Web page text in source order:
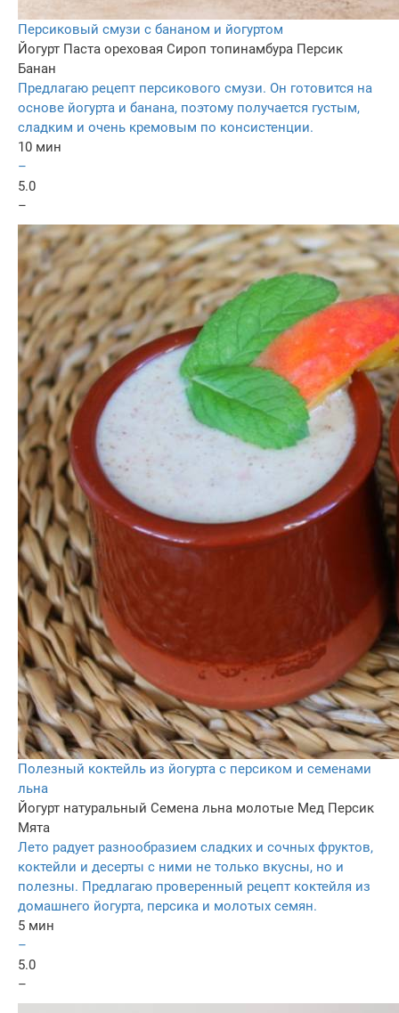
Персиковый смузи с бананом и йогуртом
Йогурт Паста ореховая Сироп топинамбура Персик
Банан
Предлагаю рецепт персикового смузи. Он готовится на
основе йогурта и банана, поэтому получается густым,
сладким и очень кремовым по консистенции.
10 мин
–
5.0
–
Полезный коктейль из йогурта с персиком и семенами
льна
Йогурт натуральный Семена льна молотые Мед Персик
Мята
Лето радует разнообразием сладких и сочных фруктов,
коктейли и десерты с ними не только вкусны, но и
полезны. Предлагаю проверенный рецепт коктейля из
домашнего йогурта, персика и молотых семян.
5 мин
–
5.0
–